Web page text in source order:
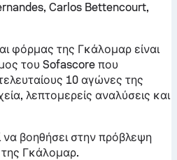
Carlos Bettencourt,
φόρμας της Γκάλομαρ είναι
του Sofascore που
10 αγώνες της
λεπτομερείς αναλύσεις και
βοηθήσει στην πρόβλεψη
της Γκάλομαρ.